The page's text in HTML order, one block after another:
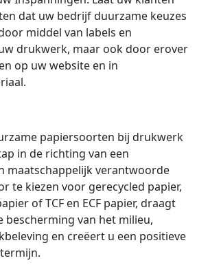
dat uw bedrijf duurzame keuzes
middel van labels en
drukwerk, maar ook door erover
op uw website en in
papiersoorten bij drukwerk
in de richting van een
maatschappelijk verantwoorde
te kiezen voor gerecycled papier,
of TCF en ECF papier, draagt
bescherming van het milieu,
en creëert u een positieve